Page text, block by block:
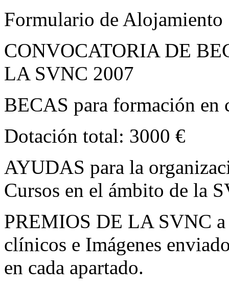
Formulario de Alojamiento
CONVOCATORIA DE
LA SVNC 2007
BECAS para formación en
Dotación total: 3000 €
AYUDAS para la
Cursos en el ámbito de la
PREMIOS DE LA SVNC a
clínicos e Imágenes
en cada apartado.